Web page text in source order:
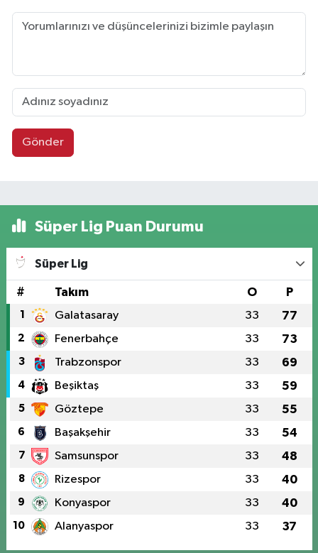
Gönder
Süper Lig Puan Durumu
Süper Lig
# Takım O P
1 Galatasaray 33 77
2 Fenerbahçe 33 73
3 Trabzonspor 33 69
4 Beşiktaş 33 59
5 Göztepe 33 55
6 Başakşehir 33 54
7 Samsunspor 33 48
8 Rizespor 33 40
9 Konyaspor 33 40
10 Alanyaspor 33 37